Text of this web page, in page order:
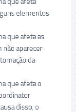
elementos
que afeta as
não aparecer
da
que afeta o
disso, o